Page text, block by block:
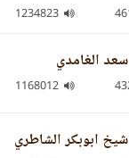
الغامدي
ابوبكر الشاطري